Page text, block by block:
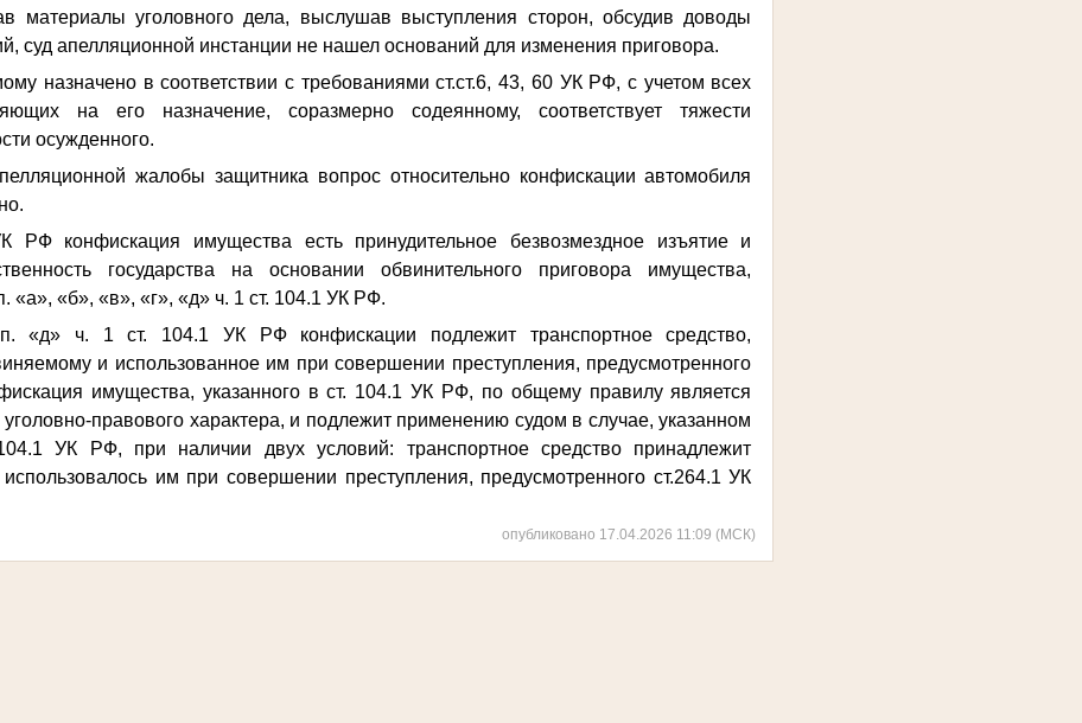
материалы уголовного дела, выслушав выступления сторон, обсудив доводы
суд апелляционной инстанции не нашел оснований для изменения приговора.
назначено в соответствии с требованиями ст.ст.6, 43, 60 УК РФ, с учетом всех
на его назначение, соразмерно содеянному, соответствует тяжести
осужденного.
жалобы защитника вопрос относительно конфискации автомобиля
РФ конфискация имущества есть принудительное безвозмездное изъятие и
государства на основании обвинительного приговора имущества,
«а», «б», «в», «г», «д» ч. 1 ст. 104.1 УК РФ.
«д» ч. 1 ст. 104.1 УК РФ конфискации подлежит транспортное средство,
и использованное им при совершении преступления, предусмотренного
имущества, указанного в ст. 104.1 УК РФ, по общему правилу является
правового характера, и подлежит применению судом в случае, указанном
УК РФ, при наличии двух условий: транспортное средство принадлежит
им при совершении преступления, предусмотренного ст.264.1 УК
опубликовано 17.04.2026 11:09 (МСК)